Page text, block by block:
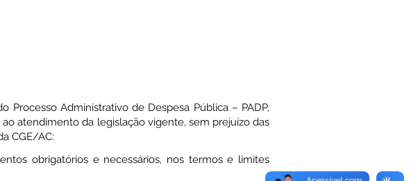
Administrativo de Despesa Pública – PADP,
atendimento da legislação vigente, sem prejuízo das
CGE/AC:
obrigatórios e necessários, nos termos e limites